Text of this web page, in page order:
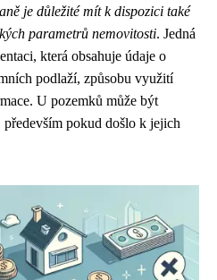
je důležité mít k dispozici také
parametrů nemovitosti. Jedná
která obsahuje údaje o
podlaží, způsobu využití
U pozemků může být
pokud došlo k jejich